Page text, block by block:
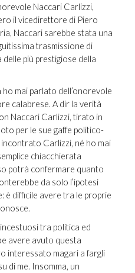
Naccari Carlizzi,
il vicedirettore di Piero
Naccari sarebbe stata una
trasmissione di
più prestigiose della
mai parlato dell’onorevole
calabrese. A dir la verità
Naccari Carlizzi, tirato in
per le sue gaffe politico-
Carlizzi, né ho mai
chiacchierata
potrà confermare quanto
da solo l’ipotesi
è difficile avere tra le proprie
tra politica ed
avere avuto questa
interessato magari a fargli
di me. Insomma, un